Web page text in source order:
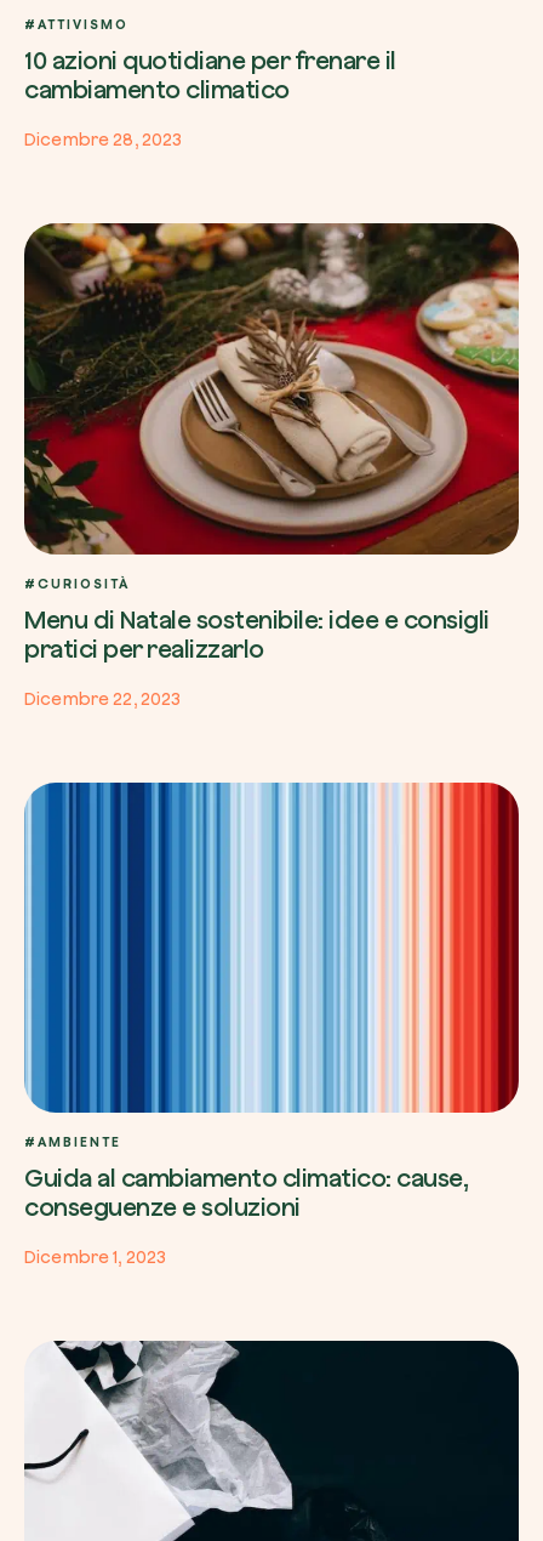
#ATTIVISMO
10 azioni quotidiane per frenare il
cambiamento climatico
Dicembre 28, 2023
#CURIOSITÀ
Menu di Natale sostenibile: idee e consigli
pratici per realizzarlo
Dicembre 22, 2023
#AMBIENTE
Guida al cambiamento climatico: cause,
conseguenze e soluzioni
Dicembre 1, 2023